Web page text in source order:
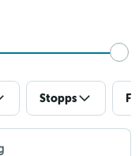
Stopps